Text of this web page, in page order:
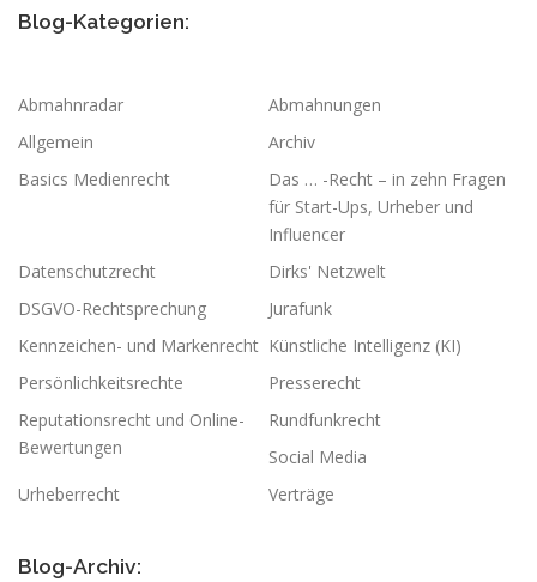
Blog-Kategorien:
Abmahnradar
Abmahnungen
Allgemein
Archiv
Basics Medienrecht
Das … -Recht – in zehn Fragen
für Start-Ups, Urheber und
Influencer
Datenschutzrecht
Dirks' Netzwelt
DSGVO-Rechtsprechung
Jurafunk
Kennzeichen- und Markenrecht Künstliche Intelligenz (KI)
Persönlichkeitsrechte
Presserecht
Reputationsrecht und Online-
Bewertungen
Rundfunkrecht
Social Media
Urheberrecht
Verträge
Blog-Archiv: